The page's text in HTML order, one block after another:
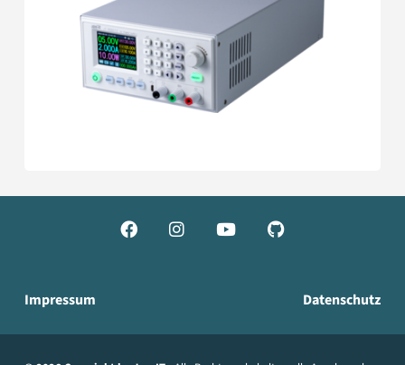
   
Impressum Datenschutz